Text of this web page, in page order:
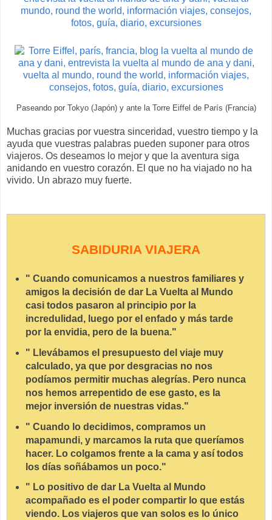
Paseando por Tokyo (Japón) y ante la Torre Eiffel de París (Francia)
Muchas gracias por vuestra sinceridad, vuestro tiempo y la
ayuda que vuestras palabras pueden suponer para otros
viajeros. Os deseamos lo mejor y que la aventura siga
anidando en vuestro corazón. El que no ha viajado no ha
vivido. Un abrazo muy fuerte.
SABIDURIA VIAJERA
" Cuando comunicamos a nuestros familiares y
amigos la decisión de dar La Vuelta al Mundo
casi todos pasaron al principio por la
incredulidad, luego por el enfado y más tarde
por la envidia, pero de la buena."
" Llevábamos el presupuesto del viaje muy
calculado, ya que por desgracias no nos
podíamos permitir muchas alegrías. Pero nunca
nos hemos arrepentido de ese gasto, es la
mejor inversión de nuestras vidas."
" Cuando lo decidimos, compramos un
mapamundi, y marcamos la ruta que queríamos
hacer. Lo colgamos frente a la cama y así todos
los días soñábamos un poco."
" Lo positivo de dar La Vuelta al Mundo
acompañado es el poder compartir lo que estás
viendo. Los viajeros que van solos es lo único